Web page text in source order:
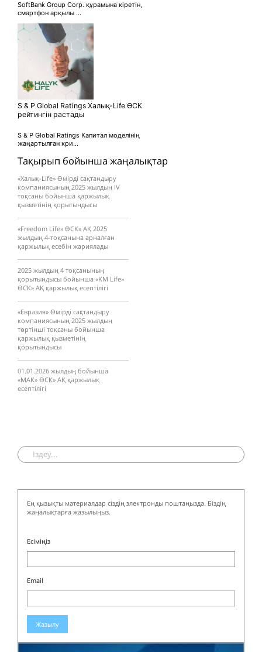
Тақырып бойынша жаңалықтар
«Халық-Life» Өмірді сақтандыру
компаниясының 2025 жылдың IV
тоқсаны бойынша қаржылық
қызметінің қорытындысы
«Freedom Life» ӨСК» АҚ 2025
жылдың 4-тоқсанына арналған
қаржылық есебін жариялады
2025 жылдың 4 тоқсанының
қорытындысы бойынша «KM Life»
ӨCК» АҚ қаржылық есептілігі
«Евразия» Өмірді сақтандыру
компаниясының 2025 жылдың
төртінші тоқсаны бойынша
қаржылық қызметінің
қорытындысы
01.01.2026 жылдың бойынша
«МАК» ӨCК» АҚ қаржылық
есептілігі
SoftBank Group Corp. құрамына кіретін,
смартфон арқылы ...
S & P Global Ratings Халық-Life ӨСК
рейтингін растады
S & P Global Ratings Капитал моделінің
жаңартылған кри...
Ең қызықты материалдар сіздің электронды поштаңызда. Біздің
жаңалықтарға жазылыңыз.
Есіміңіз
Email
Жазылу